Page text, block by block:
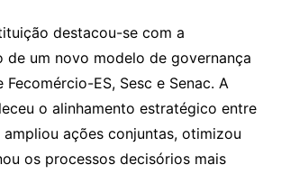
destacou-se com a
de um novo modelo de governança
Fecomércio-ES, Sesc e Senac. A
o alinhamento estratégico entre
ações conjuntas, otimizou
os processos decisórios mais